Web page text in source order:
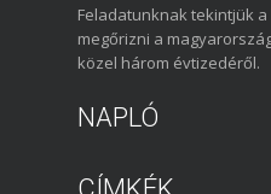
Feladatunknak tekintjük
megőrizni a
közel három évtizedéről.
NAPLÓ